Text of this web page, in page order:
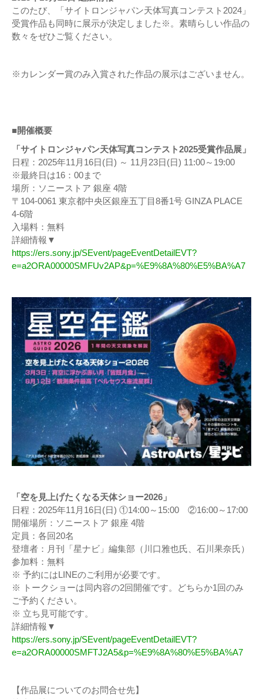
このたび、「サイトロンジャパン天体写真コンテスト2024」
受賞作品も同時に展示が決定しました※。素晴らしい作品の
数々をぜひご覧ください。
※カレンダー賞のみ入賞された作品の展示はございません。
■開催概要
「サイトロンジャパン天体写真コンテスト2025受賞作品展」
日程：2025年11月16日(日) ～ 11月23日(日) 11:00～19:00
※最終日は16：00まで
場所：ソニーストア 銀座 4階
〒104-0061 東京都中央区銀座五丁目8番1号 GINZA PLACE
4-6階
入場料：無料
詳細情報▼
https://ers.sony.jp/SEvent/pageEventDetailEVT?
e=a2ORA00000SMFUv2AP&p=%E9%8A%80%E5%BA%A7
「空を見上げたくなる天体ショー2026」
日程：2025年11月16日(日) ①14:00～15:00 ②16:00～17:00
開催場所：ソニーストア 銀座 4階
定員：各回20名
登壇者：月刊「星ナビ」編集部（川口雅也氏、石川果奈氏）
参加料：無料
※ 予約にはLINEのご利用が必要です。
※ トークショーは同内容の2回開催です。どちらか1回のみ
ご予約ください。
※ 立ち見可能です。
詳細情報▼
https://ers.sony.jp/SEvent/pageEventDetailEVT?
e=a2ORA00000SMFTJ2A5&p=%E9%8A%80%E5%BA%A7
【作品展についてのお問合せ先】